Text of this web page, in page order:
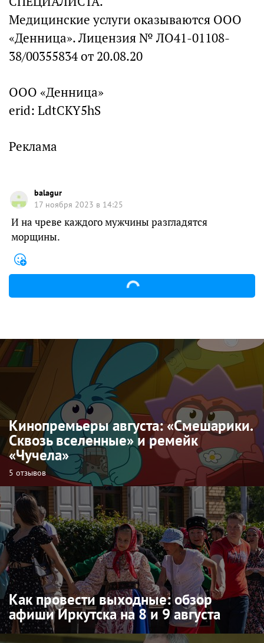
Медицинские услуги оказываются ООО
«Денница». Лицензия № ЛО41-01108-
38/00355834 от 20.08.20
ООО «Денница»
erid: LdtCKY5hS
Реклама
balagur
17 ноября 2023 в 14:25
И на чреве каждого мужчины разгладятся
морщины.
Кинопремьеры августа: «Смешарики.
Сквозь вселенные» и ремейк
«Чучела»
5 отзывов
Как провести выходные: обзор
афиши Иркутска на 8 и 9 августа